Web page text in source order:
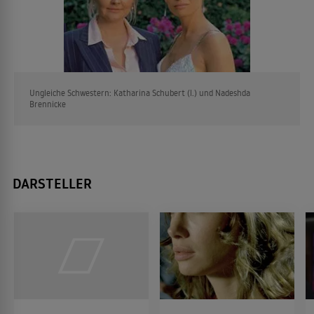
Ungleiche Schwestern: Katharina Schubert (l.) und Nadeshda
Brennicke
DARSTELLER